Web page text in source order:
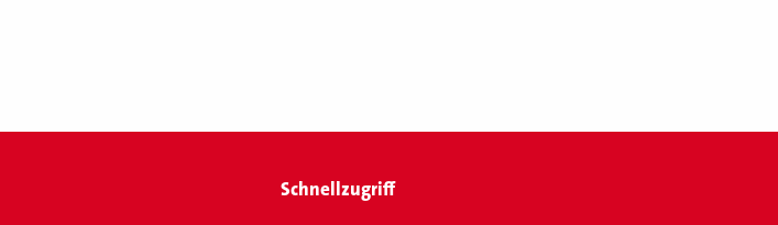
Schnellzugriff